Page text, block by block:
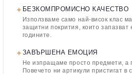
✦ БЕЗКОМПРОМИСНО КАЧЕСТВО
Използваме само най-висок клас
защитни покрития, които
годините.
✦ЗАВЪРШЕНА ЕМОЦИЯ
Не изпращаме просто предмети, а
Повечето ни артикули пристигат в